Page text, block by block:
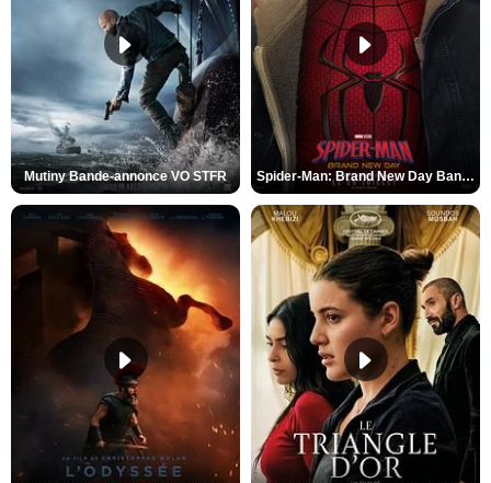
Mutiny Bande-annonce VO STFR Spider-Man: Brand New Day Bande-annonce VO STFR